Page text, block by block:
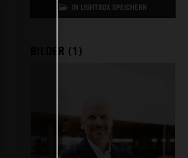
IN LIGHTBOX SPEICHERN
BILDER (1)